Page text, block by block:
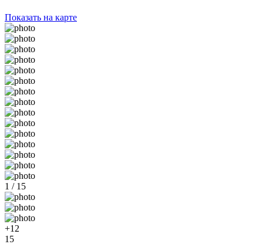
Показать на карте
1 / 15
+12
15